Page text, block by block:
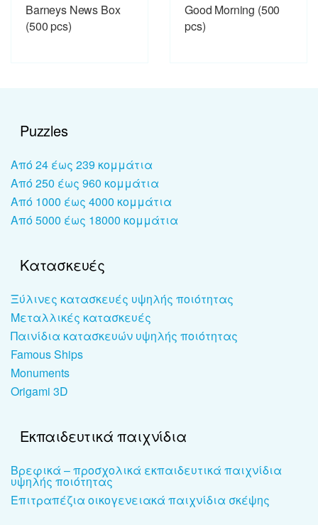
Barneys News Box
(500 pcs)
Good Morning (500
pcs)
Puzzles
Από 24 έως 239 κομμάτια
Από 250 έως 960 κομμάτια
Από 1000 έως 4000 κομμάτια
Από 5000 έως 18000 κομμάτια
Κατασκευές
Ξύλινες κατασκευές υψηλής ποιότητας
Μεταλλικές κατασκευές
Παινίδια κατασκευών υψηλής ποιότητας
Famous Ships
Monuments
Origami 3D
Εκπαιδευτικά παιχνίδια
Βρεφικά – προσχολικά εκπαιδευτικά παιχνίδια
υψηλής ποιότητας
Επιτραπέζια οικογενειακά παιχνίδια σκέψης